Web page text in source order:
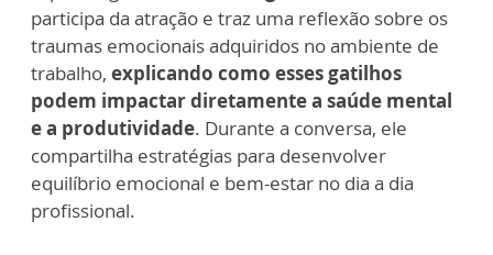
participa da atração e traz uma reflexão sobre os
traumas emocionais adquiridos no ambiente de
trabalho, explicando como esses gatilhos
podem impactar diretamente a saúde mental
e a produtividade. Durante a conversa, ele
compartilha estratégias para desenvolver
equilíbrio emocional e bem-estar no dia a dia
profissional.